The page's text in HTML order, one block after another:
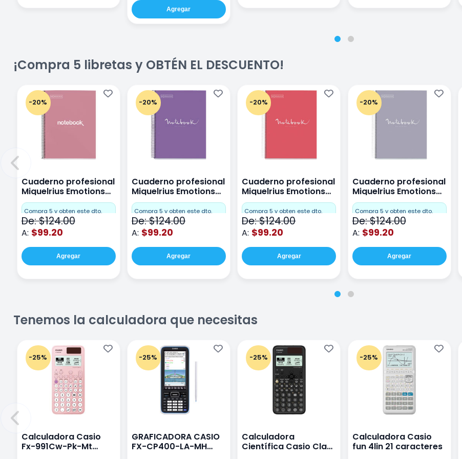
Agregar
¡Compra 5 libretas y OBTÉN EL DESCUENTO!
-20%
Cuaderno profesional
Miquelrius Emotions
Cuadro Chico 80
hojas Rosa
Compra 5 y obten este dto.
De: $124.00
A: $99.20
Agregar
-20%
Cuaderno profesional
Miquelrius Emotions
raya 80 hojas Purpura
Compra 5 y obten este dto.
De: $124.00
A: $99.20
Agregar
-20%
Cuaderno profesional
Miquelrius Emotions
raya 80 hojas Coral
Compra 5 y obten este dto.
De: $124.00
A: $99.20
Agregar
-20%
Cuaderno profesional
Miquelrius Emotions
raya 80 hojas Gris
Compra 5 y obten este dto.
De: $124.00
A: $99.20
Agregar
Tenemos la calculadora que necesitas
-25%
Calculadora Casio
Fx-991Cw-Pk-Mt
-25%
GRAFICADORA CASIO
FX-CP400-LA-MH
-25%
Calculadora
Científica Casio Class
-25%
Calculadora Casio
fun 4lin 21 caracteres